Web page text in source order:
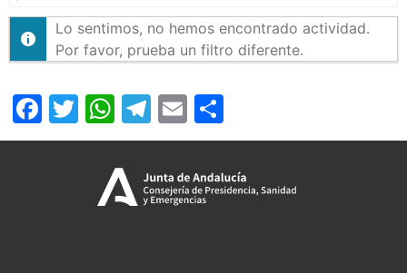
Lo sentimos, no hemos encontrado actividad.
Por favor, prueba un filtro diferente.
Facebook
Twitter
WhatsApp
Telegram
Email